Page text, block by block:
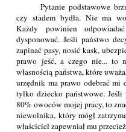
Pytanie podstawowe
czy stadem bydła. Nie ma
Każdy powinien
dysponować. Jeśli państwo
zapinać pasy, nosić kask,
prawo jeść, a czego nie... to
własnością państwa, które
urzędnik ma prawo odebrać
tylko dziecko państwowe.
80% owoców mojej pracy, to
niewolnika, który mógł
właściciel zapewniał mu